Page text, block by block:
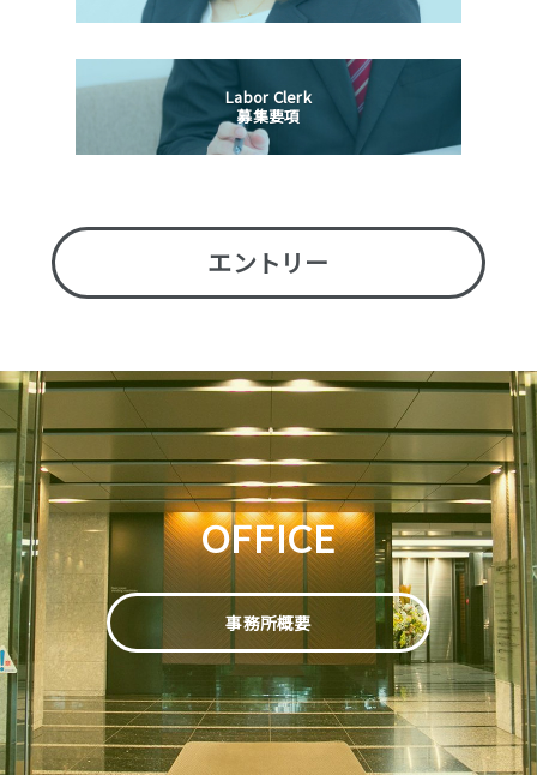
Labor Clerk
募集要項
エントリー
OFFICE
事務所概要